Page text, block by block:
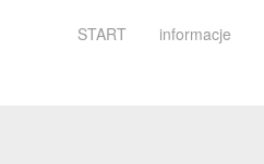
START informacje